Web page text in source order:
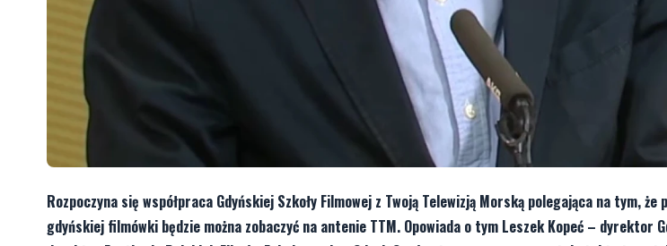
Rozpoczyna się współpraca Gdyńskiej Szkoły Filmowej z Twoją Telewizją Morską polegająca na tym,
gdyńskiej filmówki będzie można zobaczyć na antenie TTM. Opowiada o tym Leszek Kopeć – dyrektor